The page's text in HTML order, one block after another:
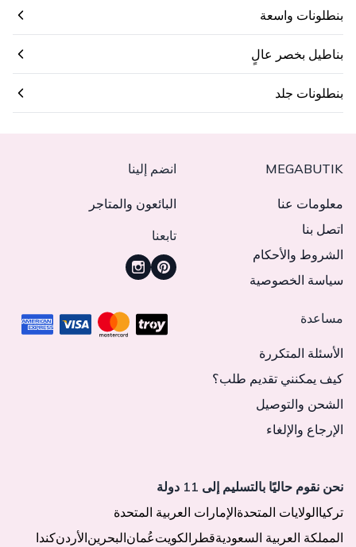
بنطلونات واسعة
بناطيل بخصر عالٍ
بنطلونات جلد
MEGABUTIK
معلومات عنا
اتصل بنا
الشروط والأحكام
سياسة الخصوصية
انضم إلينا
البائعون والمتاجر
تابعنا
مساعدة
الأسئلة المتكررة
كيف يمكنني تقديم طلب؟
الشحن والتوصيل
الإرجاع والإلغاء
نحن نقوم حاليًا بالتسليم إلى 11 دولة
تركياالولايات المتحدةالإمارات العربية المتحدة
المملكة العربية السعوديةقطر الكويتعُمانالبحرينالأردنكندا